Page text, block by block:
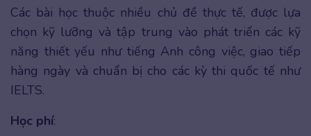
Các bài học thuộc nhiều chủ đề thực tế, được lựa
chọn kỹ lưỡng và tập trung vào phát triển các kỹ
năng thiết yếu như tiếng Anh công việc, giao tiếp
hàng ngày và chuẩn bị cho các kỳ thi quốc tế như
IELTS.
Học phí: